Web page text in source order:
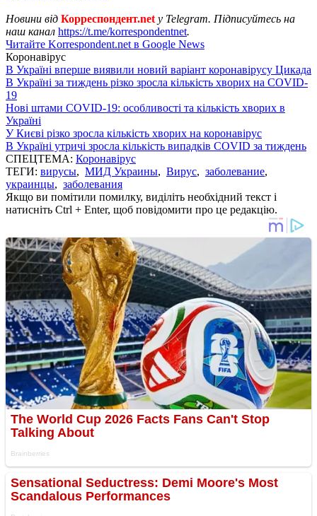
Новини від Корреспондент.net у Telegram. Підписуйтесь на
наш канал https://t.me/korrespondentnet.
Читайте Korrespondent.net в Google News
Коронавірус
В Україні вперше виявили новий варіант коронавірусу Цикада
В Україні за тиждень різко зросла кількість хворих на COVID-
19
Нові штами COVID-19: особливості та кількість хворих в
Україні
У Києві різко зросла кількість хворих на коронавірус
В Україні утричі зросла кількість випадків COVID за тиждень
СПЕЦТЕМА: Коронавірус
ТЕГИ: вирусы, МИД Украины, Вирус, заболевание,
украинцы, заболевания
Якщо ви помітили помилку, виділіть необхідний текст і
натисніть Ctrl + Enter, щоб повідомити про це редакцію.